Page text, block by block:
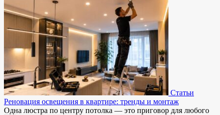
Статьи
Реновация освещения в квартире: тренды и монтаж
Одна люстра по центру потолка — это приговор для любого